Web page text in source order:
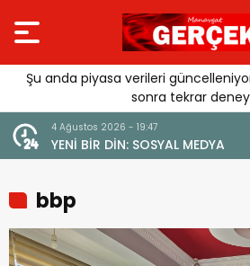
Şu anda piyasa verileri
sonra tekrar
4 Ağustos 2026 - 19:47
YENİ BİR DİN: SOSYAL MEDYA
bbp